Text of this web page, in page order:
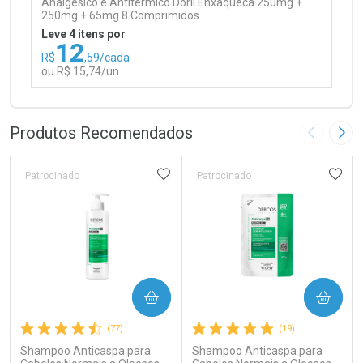
250mg + 65mg 8 Comprimidos
Leve 4 itens por
R$12,59/cada
ou R$ 15,74/un
Laboratório
Ativar Desconto
Comprar sem Desconto
Por Menos
Comprar sem Desconto
Produtos Recomendados Imagem
(77)
Shampoo Anticaspa para
Patrocinado ADICIONAR AOS FAVORITOS
COMPRAR
(19)
Shampoo Anticaspa para
Patrocinado
COMPRAR